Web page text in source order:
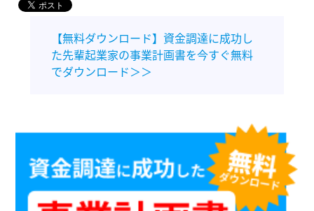
【無料ダウンロード】資金調達に成功し
た先輩起業家の事業計画書を今すぐ無料
でダウンロード＞＞